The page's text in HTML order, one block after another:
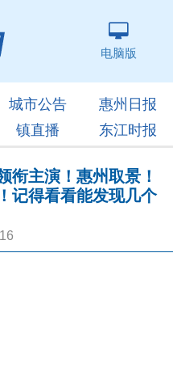
电脑版
城市公告
惠州日报
镇直播 东江时报
衔主演！惠州取景！
记得看看能发现几个